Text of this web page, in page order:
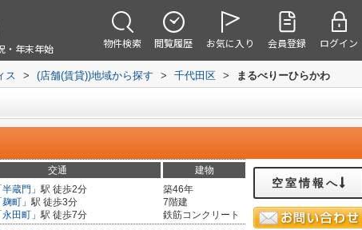
・年末年始 物件検索 閲覧履歴 お気に入り 会員登録 ログイン
ス > (店舗(賃貸))地域から探す > 千代田区 > まるべりーひらかわ
交通 建物
半蔵門 」駅 徒歩2分
麹町 」駅 徒歩3分
永田町 」駅 徒歩7分
築46年
7階建
鉄筋コンクリート
空室情報へ